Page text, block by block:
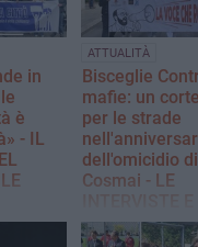
in
è
- IL
20
ATTUALITÀ
Bisceglie
mafie: un
per le strade
dell'omicidio di
Cosmai - LE
FOTO